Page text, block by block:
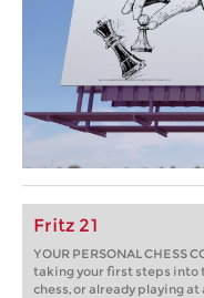
Fritz 21
YOUR PERSONAL CHESS
taking your first steps into
chess, or already playing